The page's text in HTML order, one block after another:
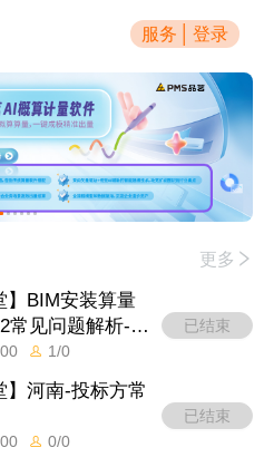
服务 登录
更多
】BIM安装算量
常见问题解析-消
1/0
已结束
】河南-投标方常
0/0
已结束